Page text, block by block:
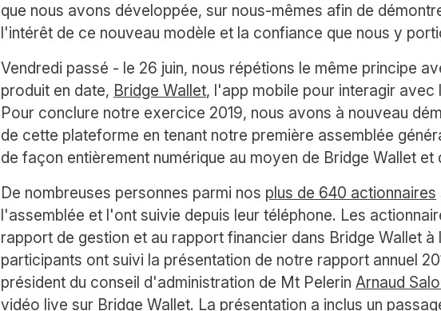
que nous avons développée, sur nous-mêmes afin de
l'intérêt de ce nouveau modèle et la confiance que nous y
Vendredi passé - le 26 juin, nous répétions le même principe
produit en date, Bridge Wallet, l'app mobile pour interagir
Pour conclure notre exercice 2019, nous avons à nouveau
de cette plateforme en tenant notre première assemblée
de façon entièrement numérique au moyen de Bridge Wallet et
De nombreuses personnes parmi nos plus de 640 actionnaires
l'assemblée et l'ont suivie depuis leur téléphone. Les
rapport de gestion et au rapport financier dans Bridge Wallet à
participants ont suivi la présentation de notre rapport annuel
président du conseil d'administration de Mt Pelerin Arnaud
vidéo live sur Bridge Wallet. La présentation a inclus un